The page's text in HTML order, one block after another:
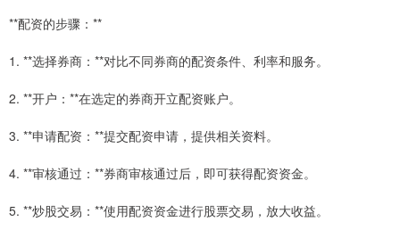
**配资的步骤：**
1. **选择券商：**对比不同券商的配资条件、利率和服务。
2. **开户：**在选定的券商开立配资账户。
3. **申请配资：**提交配资申请，提供相关资料。
4. **审核通过：**券商审核通过后，即可获得配资资金。
5. **炒股交易：**使用配资资金进行股票交易，放大收益。